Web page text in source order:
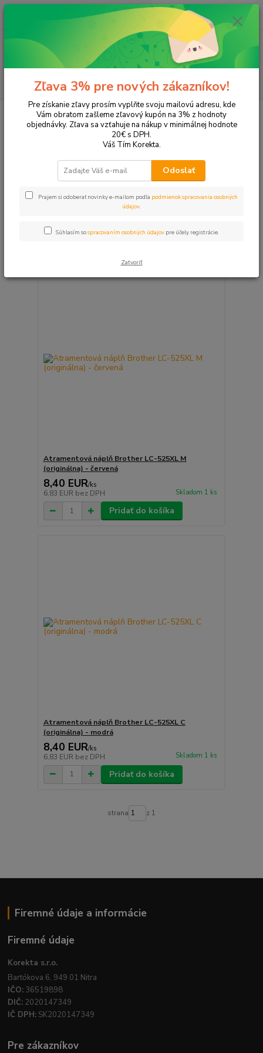
Hľadať
ks
za 0,00 EUR
Tonery a náplne do tlačiarní Brother DCP-J100
Upresniť parametre
Najdrahšie
Zobrazujem 1-2 z 2
Atramentová náplň Brother LC-525XL M
(originálna) - červená
8,40 EUR/ks
6,83 EUR bez DPH Skladom 1 ks
Pridať do košíka
Atramentová náplň Brother LC-525XL C
(originálna) - modrá
8,40 EUR/ks
6,83 EUR bez DPH Skladom 1 ks
Pridať do košíka
strana z 1
Firemné údaje a informácie
Firemné údaje
Korekta s.r.o.
Bartókova 6, 949 01 Nitra
IČO: 36519898
DIČ: 2020147349
IČ DPH: SK2020147349
Pre zákazníkov
Zľava 3% pre nových zákazníkov!
Pre získanie zľavy prosím vyplňte svoju mailovú adresu, kde
Vám obratom zašleme zľavový kupón na 3% z hodnoty
objednávky. Zľava sa vzťahuje na nákup v minimálnej hodnote
20€ s DPH.
Váš Tím Korekta.
Odoslať
Prajem si odoberať novinky e-mailom podľa podmienok spracovania osobných
údajov.
Súhlasím sospracovaním osobných údajov pre účely registrácie.
Zatvoriť